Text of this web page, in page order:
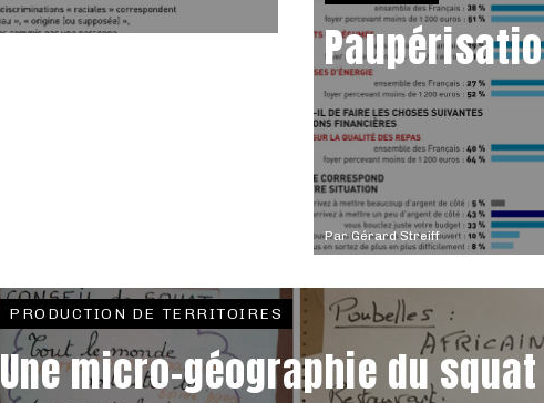
ParGérard Streiff
PRODUCTION DE TERRITOIRES
Une micro-géographie du squat